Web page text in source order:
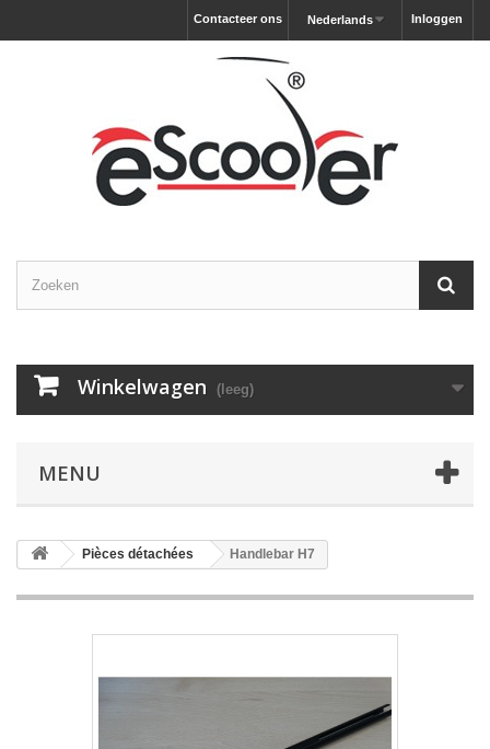
Inloggen
Nederlands
Contacteer ons
Winkelwagen (leeg)
MENU
Pièces détachées Handlebar H7